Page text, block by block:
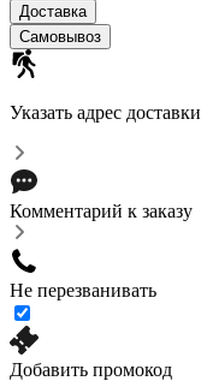
Доставка
Самовывоз
Указать адрес доставки
Комментарий к заказу
Не перезванивать
Добавить промокод